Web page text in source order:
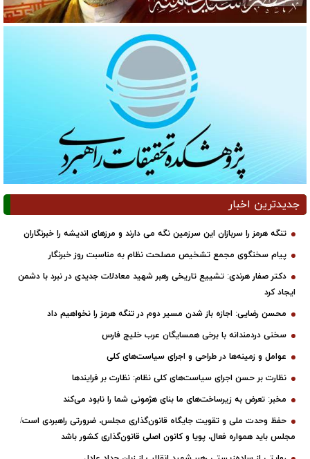
جدیدترین اخبار
تنگه هرمز را سربازان این سرزمین نگه می دارند و مرزهای اندیشه را خبرنگاران
پیام سخنگوی مجمع تشخیص مصلحت نظام به مناسبت روز خبرنگار
دکتر صفار هرندی: تشییع تاریخی رهبر شهید معادلات جدیدی در نبرد با دشمن
ایجاد کرد
محسن رضایی: اجازه باز شدن مسیر دوم در تنگه هرمز را نخواهیم داد
سخنی دردمندانه با برخی همسایگان عرب خلیج فارس
عوامل و زمینه‌ها در طراحی و اجرای سیاست‌های کلی
نظارت بر حسن اجرای سیاست‌های کلی نظام: نظارت بر فرایندها
مخبر: تعرض به زیرساخت‌های ما بنای هژمونی شما را نابود می‌کند
حفظ وحدت ملی و تقویت جایگاه قانون‌گذاری مجلس، ضرورتی راهبردی است/
مجلس باید همواره فعال، پویا و کانون اصلی قانون‌گذاری کشور باشد